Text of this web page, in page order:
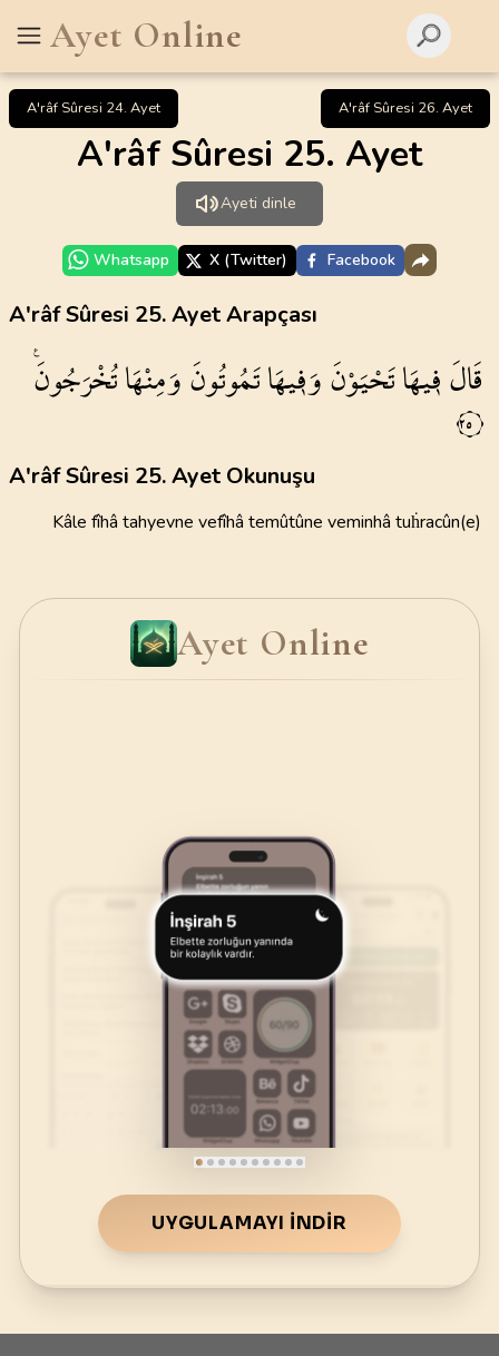
Ayet Online
A'râf Sûresi 24. Ayet A'râf Sûresi 26. Ayet
A'râf Sûresi 25. Ayet
Ayeti dinle
Whatsapp X (Twitter) Facebook
A'râf Sûresi 25. Ayet Arapçası
قَالَف۪يهَاتَحْيَوْنَوَف۪يهَاتَمُوتُونَوَمِنْهَاتُخْرَجُونَ۟
٢٥
A'râf Sûresi 25. Ayet Okunuşu
Kâle fîhâ tahyevne vefîhâ temûtûne veminhâ tuḣracûn(e)
Ayet Online
UYGULAMAYI İNDIR